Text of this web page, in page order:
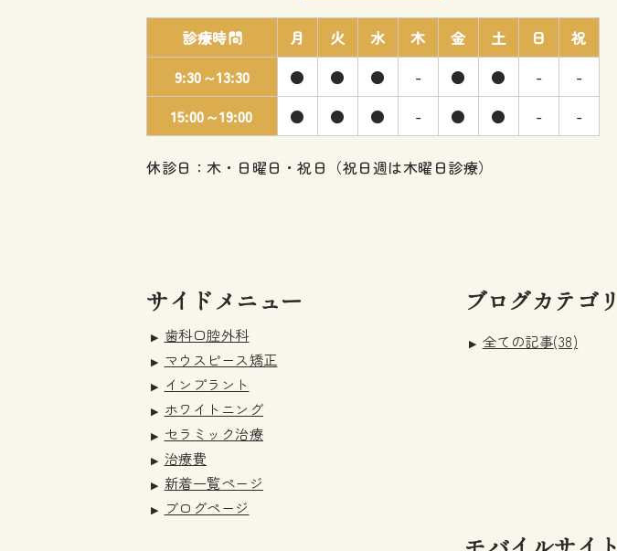
診療時間 月 火 水 木 金 土 日
祝
9:30～13:30
● ● ● - ● ● -
-
15:00～19:00
● ● ● - ● ● - -
休診日：木・日曜日・祝日（祝日週は木曜日診療）
サイドメニュー
歯科口腔外科
マウスピース矯正
インプラント
ホワイトニング
セラミック治療
治療費
新着一覧ページ
ブログページ
ブログカテゴリ
全ての記事(38)